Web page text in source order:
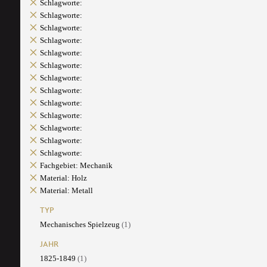
Schlagworte:
Schlagworte:
Schlagworte:
Schlagworte:
Schlagworte:
Schlagworte:
Schlagworte:
Schlagworte:
Schlagworte:
Schlagworte:
Schlagworte:
Schlagworte:
Schlagworte:
Fachgebiet: Mechanik
Material: Holz
Material: Metall
TYP
Mechanisches Spielzeug (1)
JAHR
1825-1849 (1)